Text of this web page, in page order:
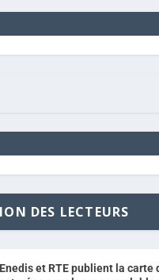
DES LECTEURS
Enedis et RTE publient la carte